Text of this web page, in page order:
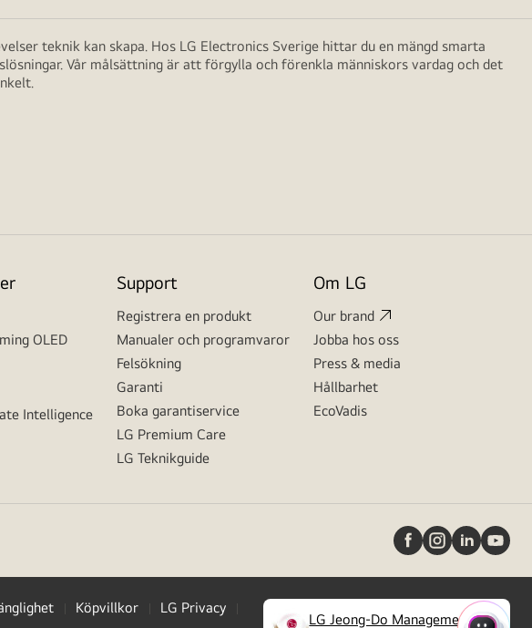
teknik kan skapa. Hos LG Electronics Sverige hittar du en mängd smarta
Vår målsättning är att förgylla och förenkla människors vardag och det
OLED
Intelligence
Support
Registrera en produkt
Manualer och programvaror
Felsökning
Garanti
Boka garantiservice
LG Premium Care
LG Teknikguide
Om LG
Our brand
Jobba hos oss
Press & media
Hållbarhet
EcoVadis
Köpvillkor
LG Privacy
LG Jeong-Do Management